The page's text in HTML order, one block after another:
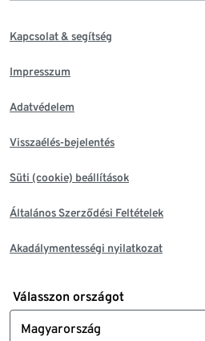
Kapcsolat & segítség
Impresszum
Adatvédelem
Visszaélés-bejelentés
Süti (cookie) beállítások
Általános Szerződési Feltételek
Akadálymentességi nyilatkozat
Válasszon országot
Magyarország